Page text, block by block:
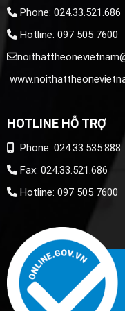
Phone: 024.33.521.686
Hotline: 097 505 7600
HOTLINE HỖ TRỢ
Phone: 024.33.535.888
Fax: 024.33.521.686
Hotline: 097 505 7600